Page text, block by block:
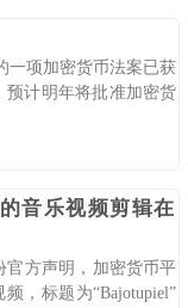
一项加密货币法案已获
计明年将批准加密货
音乐视频剪辑在
官方声明，加密货币平
，标题为“Bajotupiel”